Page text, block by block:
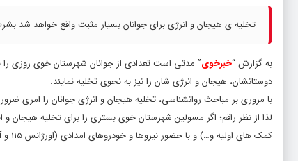
تخلیه ی هیجان و انرژی برای جوانان بسیار مثبت واقع خواهد شد
به گزارش “خبرخوی” مدتی است تعدادی از جوانان شهرستان خوی روزی را
دوستانشان، هیجان و انرژی شان را نیز به نحوی تخلیه نمایند.
با مروری بر مباحث روانشناسی، تخلیه هیجان و انرژی جوانان را امری
لذا از نظر راقم؛ اگر مسولین شهرستان خوی بستری را برای تخلیه هیجان
کمک های اولیه و…) و با حضور نیروها و خودروهای امدادی (اورژانس ۱۱۵ و آتش نشانی) تدارک ببینند، بسیار مفید واقع خواهد شد.